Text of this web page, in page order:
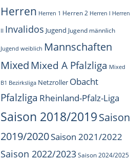
Herren Herren 1 Herren 2 Herren I Herren
II Invalidos Jugend Jugend männlich
Jugend weiblich Mannschaften
MixedMixed A Pfalzliga Mixed
B1 Bezirksliga Netzroller Obacht
Pfalzliga Rheinland-Pfalz-Liga
Saison 2018/2019Saison
2019/2020Saison 2021/2022
Saison 2022/2023 Saison 2024/2025